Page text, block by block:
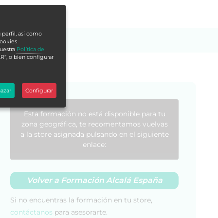
Esta formación no está disponible para tu
zona geográfica, te recomentamos vuelvas
a la store asignada pulsando en el siguiente
enlace:
Volver a Formación Alcalá España
Si no encuentras la formación en tu store,
contáctanos para asesorarte.
perfil, así como
Política de
o bien configurar
Configurar